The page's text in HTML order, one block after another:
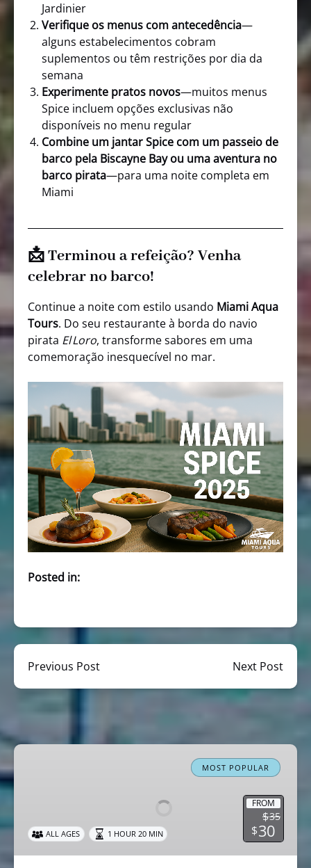
Jardinier
Verifique os menus com antecedência—
alguns estabelecimentos cobram
suplementos ou têm restrições por dia da
semana
Experimente pratos novos—muitos menus
Spice incluem opções exclusivas não
disponíveis no menu regular
Combine um jantar Spice com um passeio de
barco pela Biscayne Bay ou uma aventura no
barco pirata—para uma noite completa em
Miami
📩 Terminou a refeição? Venha
celebrar no barco!
Continue a noite com estilo usando Miami Aqua
Tours. Do seu restaurante à borda do navio
pirata El Loro, transforme sabores em uma
comemoração inesquecível no mar.
Posted in:
Previous Post Next Post
Miami
Cruise
MOST POPULAR
FROM
$35
$30
ALL AGES 1 HOUR 20 MIN